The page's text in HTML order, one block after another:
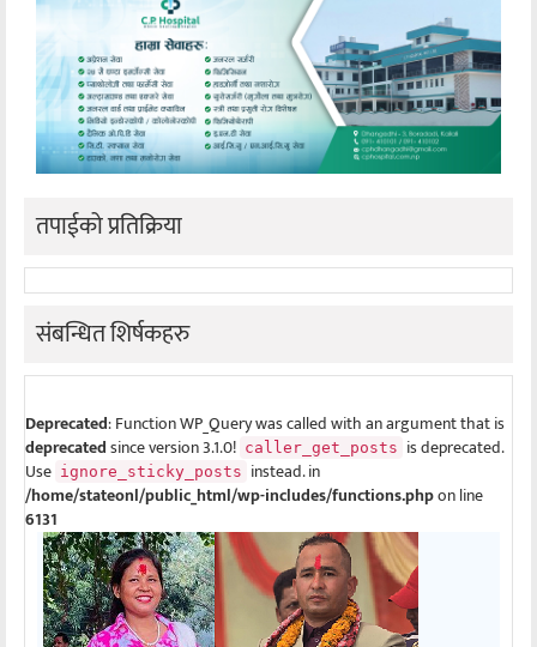
तपाईको प्रतिक्रिया
संबन्धित शिर्षकहरु
Deprecated: Function WP_Query was called with an argument that is
deprecatedsince version 3.1.0! caller_get_posts is deprecated.
Use ignore_sticky_posts instead. in
/home/stateonl/public_html/wp-includes/functions.phpon line
6131